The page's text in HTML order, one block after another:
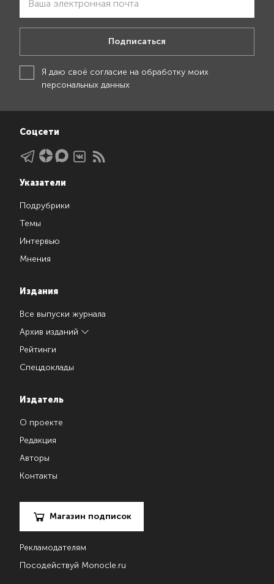
Подписаться
Я даю своё согласие на обработку моих
персональных данных
Соцсети
Указатели
Подрубрики
Темы
Интервью
Мнения
Издания
Все выпуски журнала
Архив изданий
Рейтинги
Спецдоклады
Издатель
О проекте
Редакция
Авторы
Контакты
Магазин подписок
Рекламодателям
Посодействуй Monocle.ru